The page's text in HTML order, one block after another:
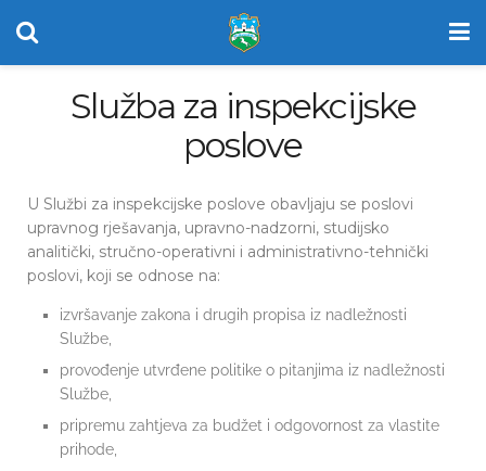
Služba za inspekcijske
poslove
U Službi za inspekcijske poslove obavljaju se poslovi
upravnog rješavanja, upravno-nadzorni, studijsko
analitički, stručno-operativni i administrativno-tehnički
poslovi, koji se odnose na:
izvršavanje zakona i drugih propisa iz nadležnosti
Službe,
provođenje utvrđene politike o pitanjima iz nadležnosti
Službe,
pripremu zahtjeva za budžet i odgovornost za vlastite
prihode,